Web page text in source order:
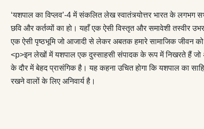
साहित्य
‘यशपाल का विप्लव’-4 में संकलित लेख स्वातंत्र्योत्तर भारत के लगभग
छवि और कर्तव्यों का हो। यहाँ एक ऐसी विस्तृत और समावेशी तस्वीर
एक ऐसी पृष्ठभूमि जो आजादी से लेकर अबतक हमारे सामाजिक जीवन
<p>इन लेखों में यशपाल एक दुस्साहसी संपादक के रूप में निखरते हैं जो
के दौर में बेहद प्रासंगिक है। यह कहना उचित होगा कि यशपाल का
रखने वालों के लिए अनिवार्य है।